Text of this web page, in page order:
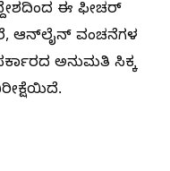
ಈ ಫೀಚರ್
ಆನ್‌ಲೈನ್ ವಂಚನೆಗಳ
ಅನುಮತಿ ಸಿಕ್ಕ